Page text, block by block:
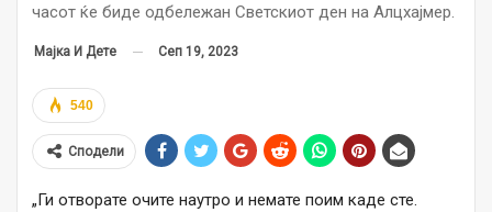
часот ќе биде одбележан Светскиот ден на Алцхајмер.
Мајка И Дете Сеп 19, 2023
540
Сподели
„Ги отворате очите наутро и немате поим каде сте.